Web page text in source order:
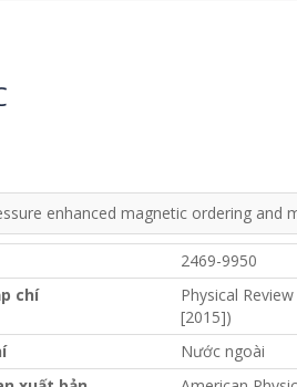
enhanced magnetic ordering
2469-9950
chí
Physical
[2015])
Nước ngoài